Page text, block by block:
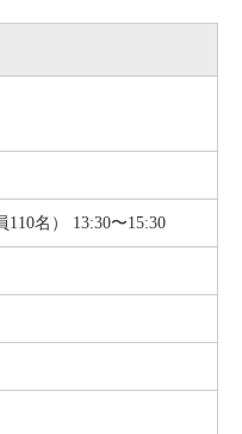
名） 13:30〜15:30